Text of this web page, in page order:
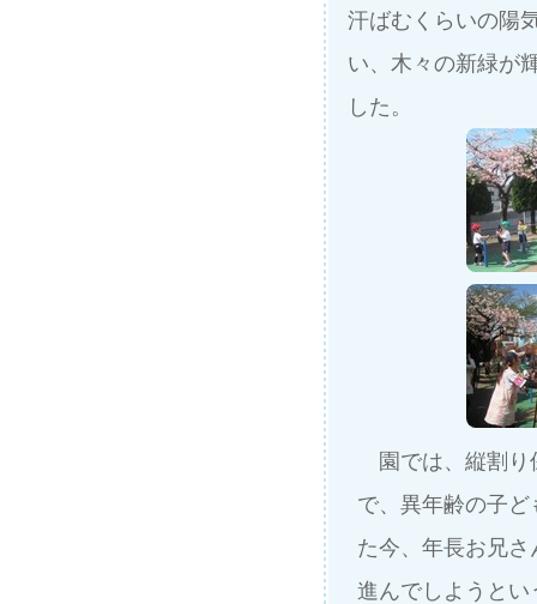
汗ばむくらいの陽
い、木々の新緑が
した。
園では、縦割り
で、異年齢の子
た今、年長お兄
進んでしようと